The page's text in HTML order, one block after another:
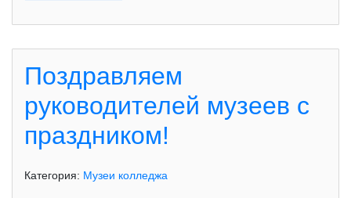
Поздравляем
руководителей музеев с
праздником!
Категория: Музеи колледжа